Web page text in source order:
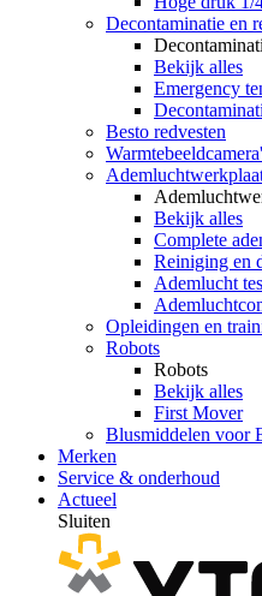
Decontaminatie en
Bekijk alles
Emergency
Besto redvesten
Bekijk alles
Complete
Reiniging en
Ademlucht
Opleidingen en
Robots
Robots
Bekijk alles
First Mover
Blusmiddelen voor
Merken
Service & onderhoud
Actueel
Sluiten